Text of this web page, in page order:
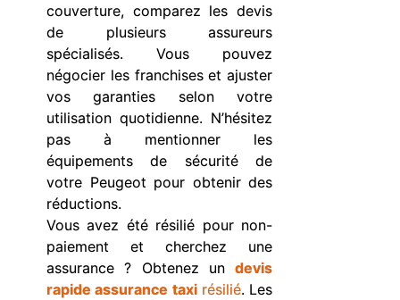
couverture, comparez les devis
de plusieurs assureurs
spécialisés. Vous pouvez
négocier les franchises et ajuster
vos garanties selon votre
utilisation quotidienne. N’hésitez
pas à mentionner les
équipements de sécurité de
votre Peugeot pour obtenir des
réductions.
Vous avez été résilié pour non-
paiement et cherchez une
assurance ? Obtenez un devis
rapide assurance taxirésilié. Les